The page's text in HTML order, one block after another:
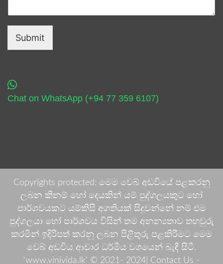
Submit
Chat on WhatsApp (+94 77 359 6107)
Copyrights protected: මෙම වෙබ් අඩවියේ පළකරනු
ලබන කිනම් හෝ දෙයකින් යම් පුද්ගලයකුට හෝ
පාර්ශවයකට යම්කිසි අගතියක් සිදුවන්නේ නම් එම
පුද්ගලයා හෝ පාර්ශවය විසින් තම අනන්‍යතාව තහවුරු
කරමින් ඉදිරිපත් කරනු ලබන පිළිතුරු පළකිරීමට මෙම
වෙබ් අඩවිය ආචාර ධර්මීය වශයෙන් බැඳී සිටී.
'www.vinivida.lk' © 2021- 2024| Contact Us -